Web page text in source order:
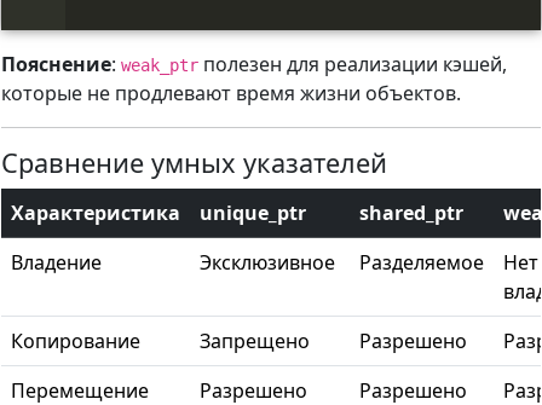
Пояснение: weak_ptr полезен для реализации кэшей,
которые не продлевают время жизни объектов.
Сравнение умных указателей
Характеристика unique_ptr shared_ptr
Владение
Эксклюзивное Разделяемое
Нет
Копирование
Запрещено Разрешено
Перемещение
Разрешено Разрешено